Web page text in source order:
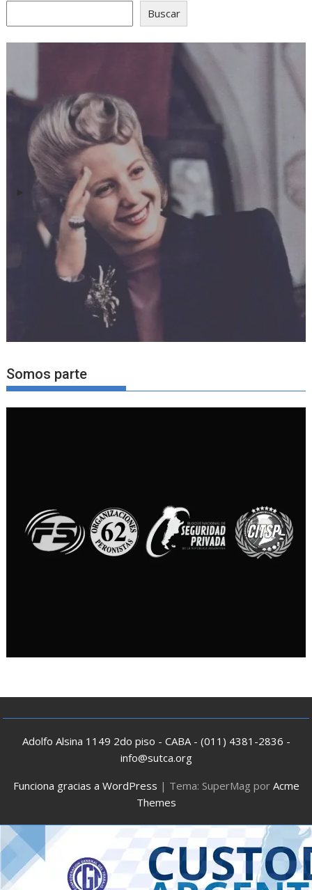
Buscar
Somos parte
Adolfo Alsina 1149 2do piso - CABA - (011) 4381-2836 -
info@sutca.org
Funciona gracias a WordPress | Tema: SuperMag por Acme
Themes